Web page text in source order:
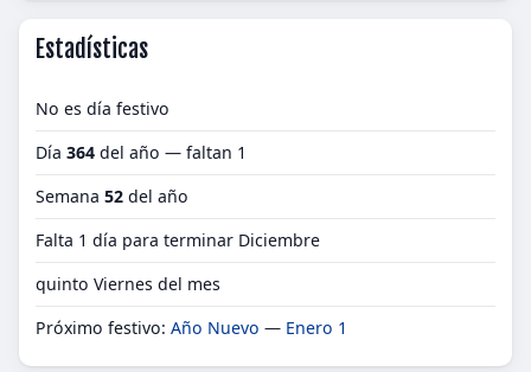
Estadísticas
No es día festivo
Día 364 del año — faltan 1
Semana 52 del año
Falta 1 día para terminar Diciembre
quinto Viernes del mes
Próximo festivo: Año Nuevo — Enero 1